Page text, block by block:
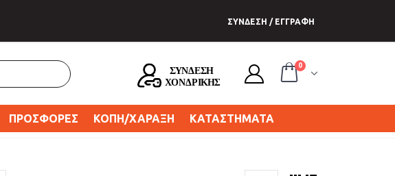
ΣΥΝΔΕΣΗ / ΕΓΓΡΑΦΗ
0
ΠΡΟΣΦΟΡΕΣ ΚΟΠΗ/ΧΑΡΑΞΗ ΚΑΤΑΣΤΗΜΑΤΑ